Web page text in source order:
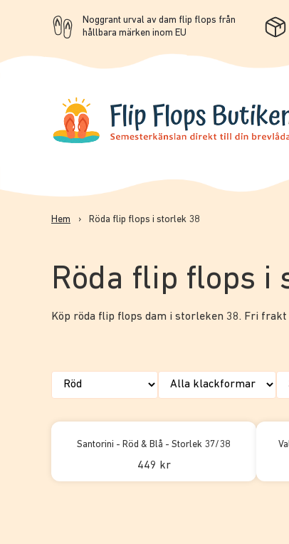
Noggrant urval av dam flip flops från
hållbara märken inom EU
Hem › Röda flip flops i storlek 38
Röda flip flops i
Köp röda flip flops dam i storleken 38. Fri frakt
Santorini - Röd & Blå - Storlek 37/38
449 kr